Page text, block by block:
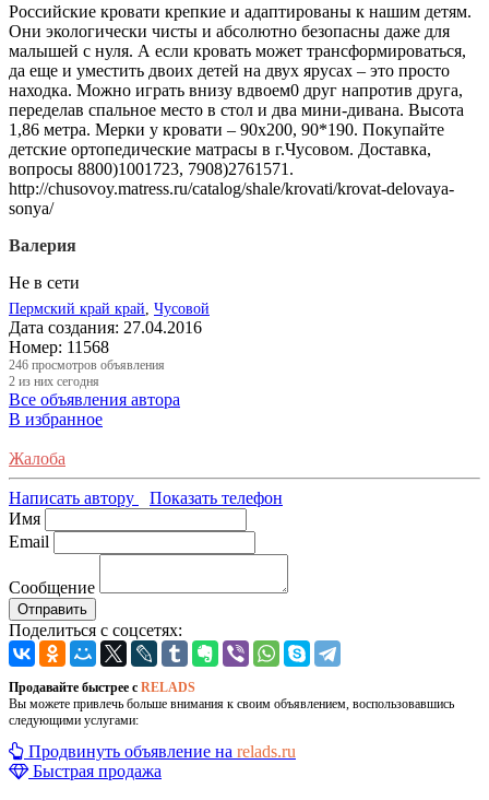
Российские кровати крепкие и адаптированы к нашим детям.
Они экологически чисты и абсолютно безопасны даже для
малышей с нуля. А если кровать может трансформироваться,
да еще и уместить двоих детей на двух ярусах – это просто
находка. Можно играть внизу вдвоем0 друг напротив друга,
переделав спальное место в стол и два мини-дивана. Высота
1,86 метра. Мерки у кровати – 90x200, 90*190. Покупайте
детские ортопедические матрасы в г.Чусовом. Доставка,
вопросы 8800)1001723, 7908)2761571.
http://chusovoy.matress.ru/catalog/shale/krovati/krovat-delovaya-
sonya/
Валерия
Не в сети
Пермский край край Чусовой
Дата создания: 27.04.2016
Номер: 11568
246 просмотров объявления
2 из них сегодня
Все объявления автора
В избранное
Жалоба
Написать автору
Показать телефон
Имя
Email
Сообщение
Отправить
Поделиться с соцсетях:
Продавайте быстрее с RELADS
Вы можете привлечь больше внимания к своим объявлением, воспользовавшись
следующими услугами:
Продвинуть объявление на relads.ru
Быстрая продажа